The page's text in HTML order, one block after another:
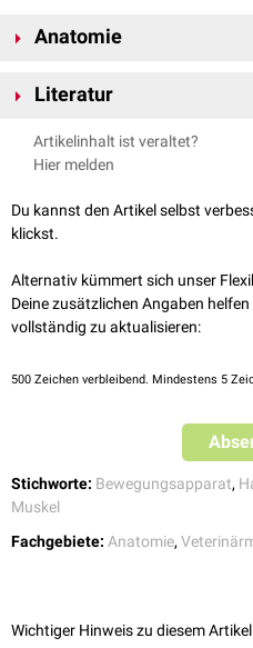
Anatomie
sodass ihre Anteile verschiedene
kann ein Musculus adductor
abgegrenzt werden.
Musculus adductor breviszum
verschmolzen.
Verlauf
Der Musculus adductor magnus
einer Sehnenplatte, die aus der
kurzem Verlauf am Labium laterale
Zusammen mit den übrigen
KontraktioneineAdduktionund
motorische Innervation erfolgt
Literatur
Messner, Patrick, Renkin, Maria.
Bewegungsapparates der
Artikelinhalt ist veraltet?
Hier melden
Du kannst den Artikel selbst
klickst.
Alternativ kümmert sich unser
Deine zusätzlichen Angaben
vollständig zu aktualisieren:
500 Zeichen verbleibend. Mindestens 5
Stichworte: Bewegungsapparat,
Muskel
Fachgebiete: Anatomie,
Wichtiger Hinweis zu diesem Artikel